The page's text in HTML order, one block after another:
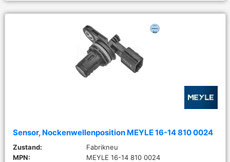
Sensor, Nockenwellenposition MEYLE 16-14 810 0024
Zustand:
Fabrikneu
MPN:
MEYLE 16-14 810 0024